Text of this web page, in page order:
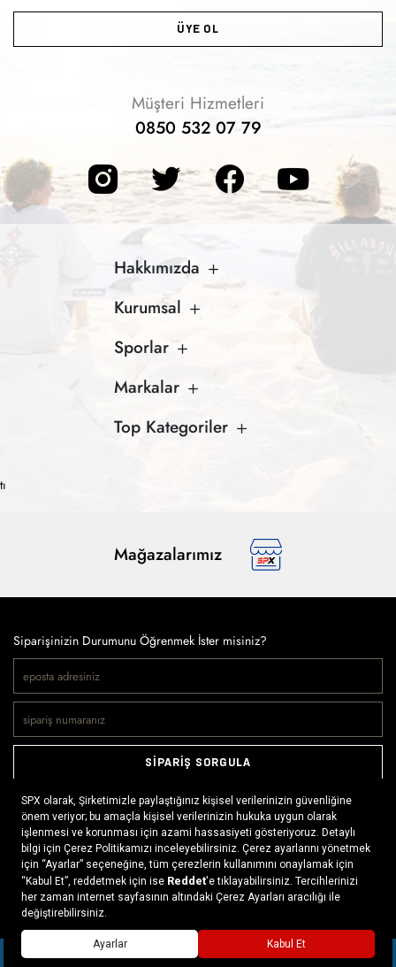
SEPETE EKLE
ÜYE OL
Müşteri Hizmetleri
0850 532 07 79
Hakkımızda
Kurumsal
Sporlar
Markalar
Top Kategoriler
Mağazalarımız
Siparişinizin Durumunu Öğrenmek İster misiniz?
SİPARİŞ SORGULA
Doğaya ve spora tutkuyla bağlı olanların markası SPX, çeşitli
kategorilerde sunduğu spor giyim ürünleri, outdoor ayakkabılar,
ekipman ve aksesuarlar ile, her yerde ve her koşulda doğayla
buluşmayı mümkün kılıyor. Daima aktif bir yaşam tarzını
benimseyenlerin ihtiyaç duyabileceği her şey, SPX’in online
mağazasında ziyaretçilerin beğenisine sunuluyor.
Daha fazlası >
x